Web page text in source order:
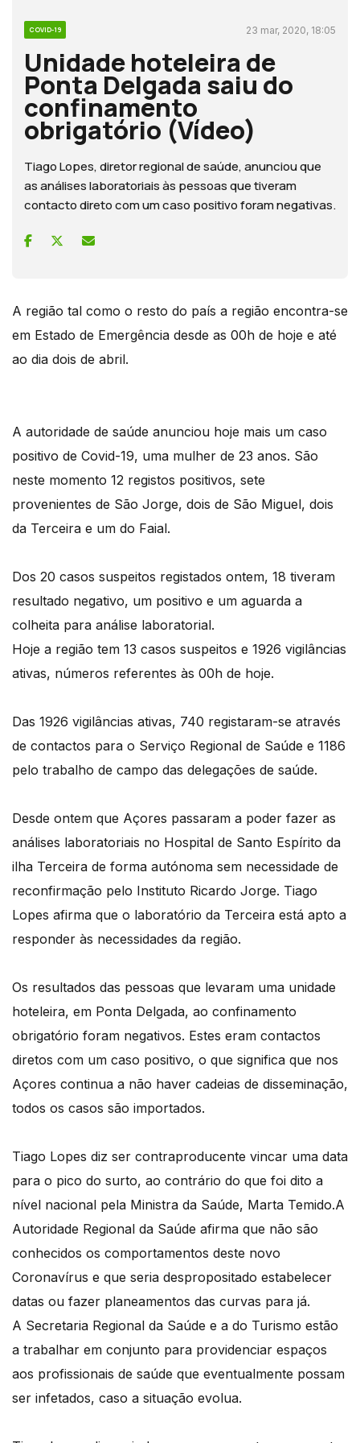
COVID-19 23 mar, 2020, 18:05
Unidade hoteleira de
Ponta Delgada saiu do
confinamento
obrigatório (Vídeo)
Tiago Lopes, diretor regional de saúde, anunciou que
as análises laboratoriais às pessoas que tiveram
contacto direto com um caso positivo foram negativas.
A região tal como o resto do país a região encontra-se
em Estado de Emergência desde as 00h de hoje e até
ao dia dois de abril.
A autoridade de saúde anunciou hoje mais um caso
positivo de Covid-19, uma mulher de 23 anos. São
neste momento 12 registos positivos, sete
provenientes de São Jorge, dois de São Miguel, dois
da Terceira e um do Faial.
Dos 20 casos suspeitos registados ontem, 18 tiveram
resultado negativo, um positivo e um aguarda a
colheita para análise laboratorial.
Hoje a região tem 13 casos suspeitos e 1926 vigilâncias
ativas, números referentes às 00h de hoje.
Das 1926 vigilâncias ativas, 740 registaram-se através
de contactos para o Serviço Regional de Saúde e 1186
pelo trabalho de campo das delegações de saúde.
Desde ontem que Açores passaram a poder fazer as
análises laboratoriais no Hospital de Santo Espírito da
ilha Terceira de forma autónoma sem necessidade de
reconfirmação pelo Instituto Ricardo Jorge. Tiago
Lopes afirma que o laboratório da Terceira está apto a
responder às necessidades da região.
Os resultados das pessoas que levaram uma unidade
hoteleira, em Ponta Delgada, ao confinamento
obrigatório foram negativos. Estes eram contactos
diretos com um caso positivo, o que significa que nos
Açores continua a não haver cadeias de disseminação,
todos os casos são importados.
Tiago Lopes diz ser contraproducente vincar uma data
para o pico do surto, ao contrário do que foi dito a
nível nacional pela Ministra da Saúde, Marta Temido.A
Autoridade Regional da Saúde afirma que não são
conhecidos os comportamentos deste novo
Coronavírus e que seria despropositado estabelecer
datas ou fazer planeamentos das curvas para já.
A Secretaria Regional da Saúde e a do Turismo estão
a trabalhar em conjunto para providenciar espaços
aos profissionais de saúde que eventualmente possam
ser infetados, caso a situação evolua.